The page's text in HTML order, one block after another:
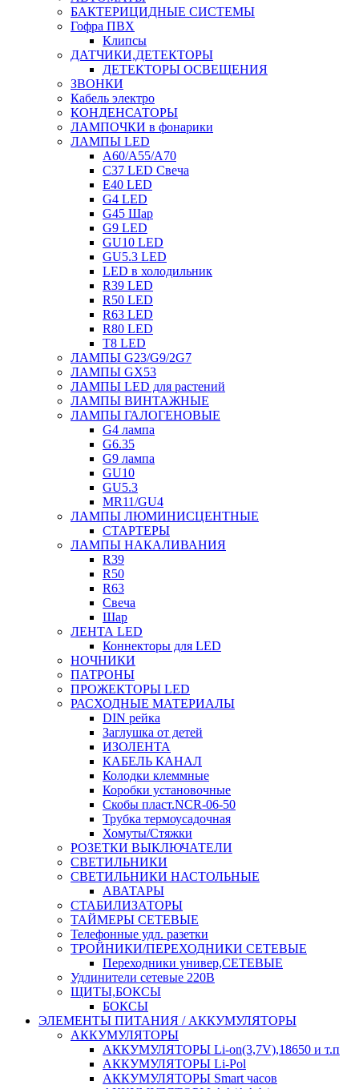
БАКТЕРИЦИДНЫЕ СИСТЕМЫ
Гофра ПВХ
Клипсы
ДАТЧИКИ,ДЕТЕКТОРЫ
ДЕТЕКТОРЫ ОСВЕЩЕНИЯ
ЗВОНКИ
Кабель электро
КОНДЕНСАТОРЫ
ЛАМПОЧКИ в фонарики
ЛАМПЫ LED
A60/A55/A70
C37 LED Свеча
E40 LED
G4 LED
G45 Шар
G9 LED
GU10 LED
GU5.3 LED
LED в холодильник
R39 LED
R50 LED
R63 LED
R80 LED
T8 LED
ЛАМПЫ G23/G9/2G7
ЛАМПЫ GX53
ЛАМПЫ LED для растений
ЛАМПЫ ВИНТАЖНЫЕ
ЛАМПЫ ГАЛОГЕНОВЫЕ
G4 лампа
G6.35
G9 лампа
GU10
GU5.3
MR11/GU4
ЛАМПЫ ЛЮМИНИСЦЕНТНЫЕ
СТАРТЕРЫ
ЛАМПЫ НАКАЛИВАНИЯ
R39
R50
R63
Свеча
Шар
ЛЕНТА LED
Коннекторы для LED
НОЧНИКИ
ПАТРОНЫ
ПРОЖЕКТОРЫ LED
РАСХОДНЫЕ МАТЕРИАЛЫ
DIN рейка
Заглушка от детей
ИЗОЛЕНТА
КАБЕЛЬ КАНАЛ
Колодки клеммные
Коробки установочные
Скобы пласт.NCR-06-50
Трубка термоусадочная
Хомуты/Стяжки
РОЗЕТКИ ВЫКЛЮЧАТЕЛИ
СВЕТИЛЬНИКИ
СВЕТИЛЬНИКИ НАСТОЛЬНЫЕ
АВАТАРЫ
СТАБИЛИЗАТОРЫ
ТАЙМЕРЫ СЕТЕВЫЕ
Телефонные удл. разетки
ТРОЙНИКИ/ПЕРЕХОДНИКИ СЕТЕВЫЕ
Переходники универ,СЕТЕВЫЕ
Удлинители сетевые 220В
ЩИТЫ,БОКСЫ
БОКСЫ
ЭЛЕМЕНТЫ ПИТАНИЯ / АККУМУЛЯТОРЫ
АККУМУЛЯТОРЫ
АККУМУЛЯТОРЫ Li-on(3,7V),18650 и т.п
АККУМУЛЯТОРЫ Li-Pol
АККУМУЛЯТОРЫ Smart часов